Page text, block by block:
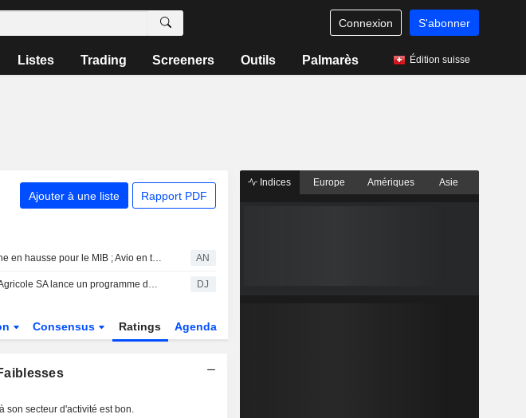
Connexion S'abonner
Listes Trading Screeners Outils Palmarès Édition suisse
Ajouter à une liste Rapport PDF
Semaine en hausse pour le MIB ; Avio en tête, Stellantis à la traîne AN
Crédit Agricole SA lance un programme de rachat d'actions d'un maximum de 32 millions de titres DJ
Consensus Ratings Agenda
son secteur d'activité est bon.
Indices Europe Amériques Asie